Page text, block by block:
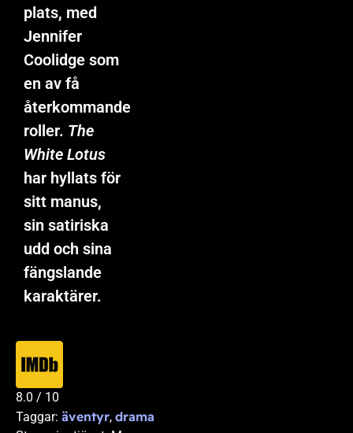
plats, med
Jennifer
Coolidge som
en av få
återkommande
roller. The
White Lotus
har hyllats för
sitt manus,
sin satiriska
udd och sina
fängslande
karaktärer.
8.0 / 10
Taggar: äventyr, drama